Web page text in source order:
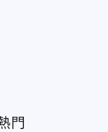
門